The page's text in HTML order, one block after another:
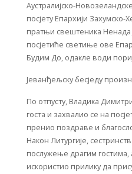
Аустралијско-
посјету Епархији Захумско-
пратњи свештеника Ненада
посјетиће светиње ове
Будим До, одакле води
Јеванђељску бесједу
По отпусту, Владика
госта и захвалио се на
пренио поздраве и
Након Литургије,
послужење драгим гостима,
искористио прилику да